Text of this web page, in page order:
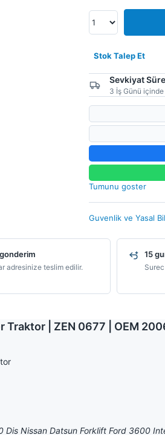
Stok Talep Et
Sevkiyat
3 İş Günü içinde
Tumunu goster
Guvenlik ve Yasal
adresinize teslim edilir.
15
| ZEN 0677 | OEM
Dis Nissan Datsun Forklift Ford 3600